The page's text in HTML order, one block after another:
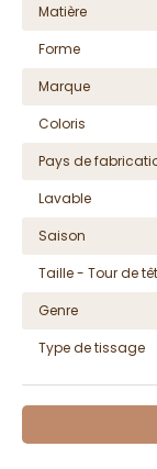
Matière
Forme
Marque
Coloris
Pays de
Lavable
Saison
Taille - Tour de
Genre
Type de tissage